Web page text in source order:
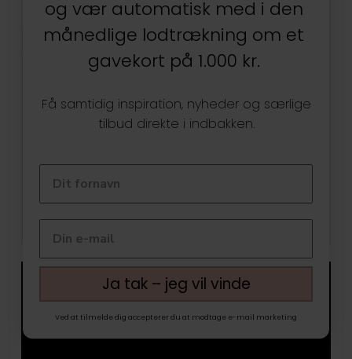
og vær automatisk med i den
månedlige lodtrækning om et
gavekort på 1.000 kr.
Få samtidig inspiration, nyheder og særlige
tilbud direkte i indbakken.
Ja tak – jeg vil vinde
Ved at tilmelde dig accepterer du at modtage e-mail marketing